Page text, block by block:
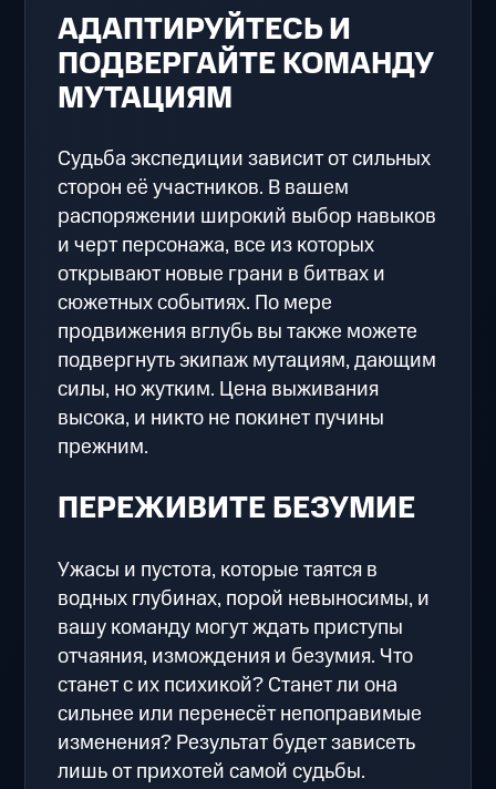
АДАПТИРУЙТЕСЬ И
ПОДВЕРГАЙТЕ КОМАНДУ
МУТАЦИЯМ
Судьба экспедиции зависит от сильных
сторон её участников. В вашем
распоряжении широкий выбор навыков
и черт персонажа, все из которых
открывают новые грани в битвах и
сюжетных событиях. По мере
продвижения вглубь вы также можете
подвергнуть экипаж мутациям, дающим
силы, но жутким. Цена выживания
высока, и никто не покинет пучины
прежним.
ПЕРЕЖИВИТЕ БЕЗУМИЕ
Ужасы и пустота, которые таятся в
водных глубинах, порой невыносимы, и
вашу команду могут ждать приступы
отчаяния, измождения и безумия. Что
станет с их психикой? Станет ли она
сильнее или перенесёт непоправимые
изменения? Результат будет зависеть
лишь от прихотей самой судьбы.